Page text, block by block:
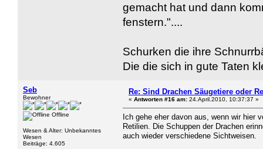
gemacht hat und dann
fenstern."....
Schurken die ihre
Die die sich in gute Taten
Seb
Bewohner
Offline
Wesen & Alter: Unbekanntes
Wesen
Beiträge: 4.605
Re: Sind Drachen Säugetiere oder
« Antworten #16 am: 24.April.2010, 10:37:37 »
Ich gehe eher davon aus, wenn wir hier
Retilien. Die Schuppen der Drachen
auch wieder verschiedene Sichtweisen.